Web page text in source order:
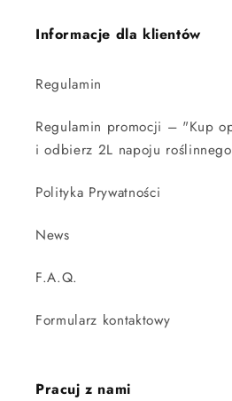
Informacje dla klientów
Regulamin
Regulamin promocji – "Kup
i odbierz 2L napoju
Polityka Prywatności
News
F.A.Q.
Formularz kontaktowy
Pracuj z nami